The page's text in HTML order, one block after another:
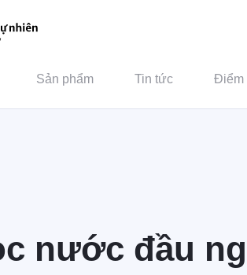
Sản phẩm Tin tức Điểm
nước đầu